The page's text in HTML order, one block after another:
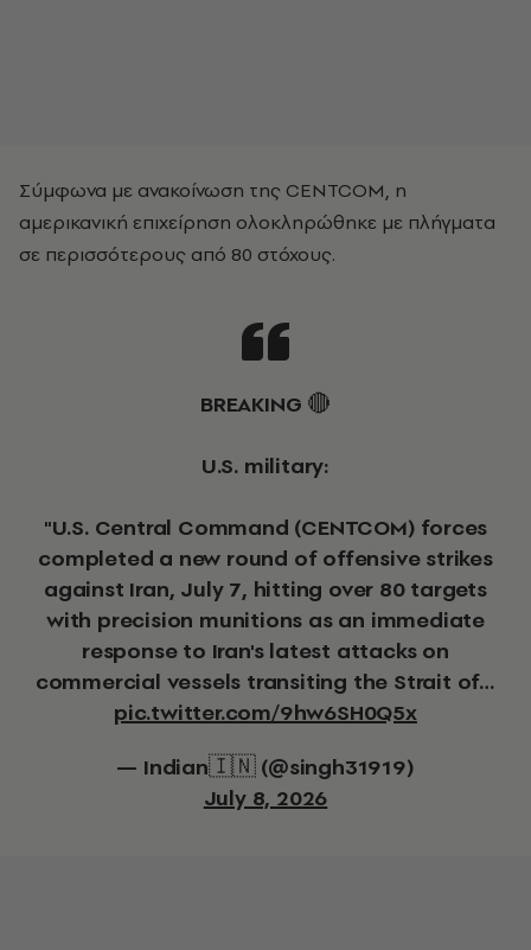
Σύμφωνα με ανακοίνωση της CENTCOM, η
αμερικανική επιχείρηση ολοκληρώθηκε με πλήγματα
σε περισσότερους από 80 στόχους.
BREAKING 🔴
U.S. military:
"U.S. Central Command (CENTCOM) forces
completed a new round of offensive strikes
against Iran, July 7, hitting over 80 targets
with precision munitions as an immediate
response to Iran's latest attacks on
commercial vessels transiting the Strait of…
pic.twitter.com/9hw6SH0Q5x
— Indian🇮🇳 (@singh31919)
July 8, 2026